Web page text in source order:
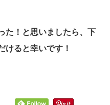
た！と思いましたら、下
けると幸いです！